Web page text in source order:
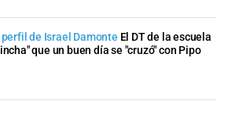
perfil de Israel Damonte El DT de la escuela
que un buen día se "cruzó" con Pipo